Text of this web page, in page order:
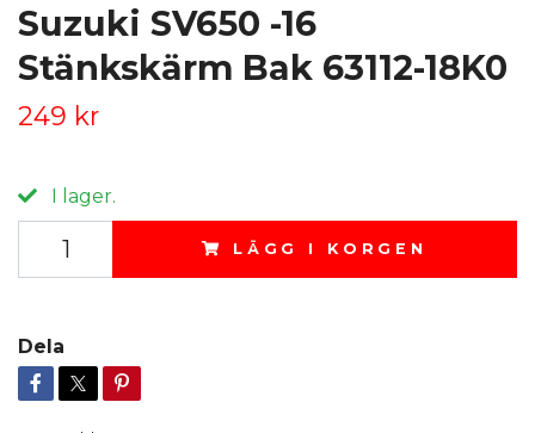
Suzuki SV650 -16
Stänkskärm Bak 63112-18K0
249 kr
I lager.
LÄGG I KORGEN
Dela